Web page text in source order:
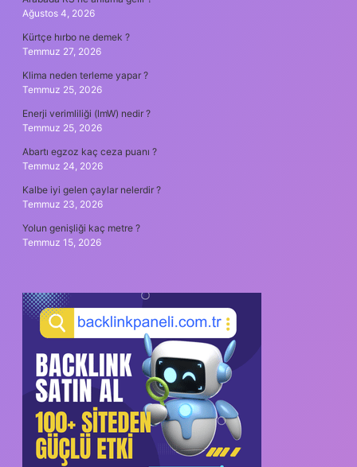
Ağustos 4, 2026
Kürtçe hırbo ne demek ?
Temmuz 27, 2026
Klima neden terleme yapar ?
Temmuz 25, 2026
Enerji verimliliği (lmW) nedir ?
Temmuz 25, 2026
Abartı egzoz kaç ceza puanı ?
Temmuz 24, 2026
Kalbe iyi gelen çaylar nelerdir ?
Temmuz 23, 2026
Yolun genişliği kaç metre ?
Temmuz 15, 2026